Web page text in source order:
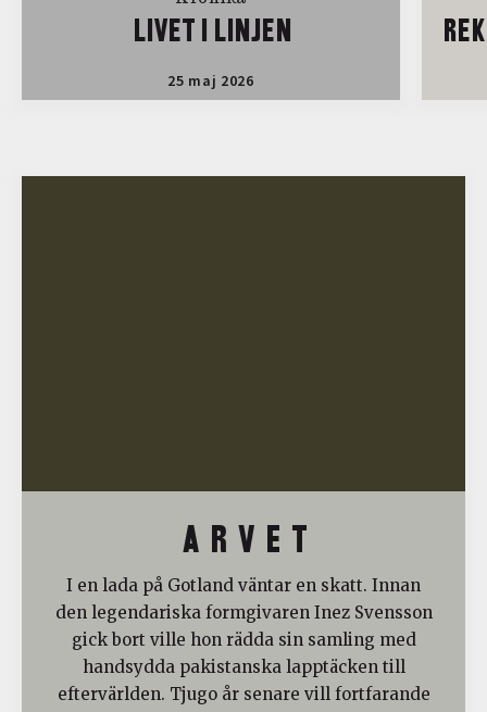
LIVET I LINJEN
25 maj 2026
A R V E T
I en lada på Gotland väntar en skatt. Innan
den legendariska formgivaren Inez Svensson
gick bort ville hon rädda sin samling med
handsydda pakistanska lapptäcken till
eftervärlden. Tjugo år senare vill fortfarande